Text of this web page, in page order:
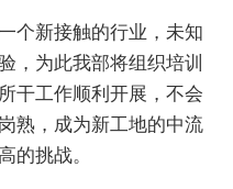
新接触的行业，未知
，为此我部将组织培训
干工作顺利开展，不会
熟，成为新工地的中流
的挑战。